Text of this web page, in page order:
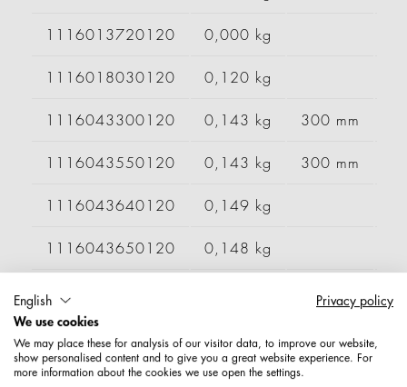
1116013720120 0,000 kg
1116018030120 0,120 kg
1116043300120 0,143 kg 300 mm
1116043550120 0,143 kg 300 mm
1116043640120 0,149 kg
1116043650120 0,148 kg
1116043660120 300 mm
1116043680120 0,151 kg
1116043700120 0,152 kg
English
Privacy policy
We use cookies
We may place these for analysis of our visitor data, to improve our website,
show personalised content and to give you a great website experience. For
more information about the cookies we use open the settings.